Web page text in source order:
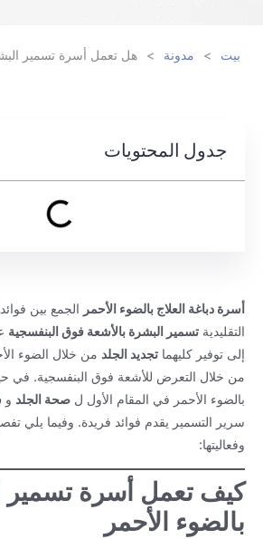
بيت > مدونة > هل تعمل أسرة تسمير
جدول المحتويات
أسرة دباغة العلاج بالضوء الأحمرالجمع بين فوائد
التقليدية تسمير البشرة بالأشعة فوق البنفسجية
إلى توفير كليهما تجديد الجلدمن خلال الضوء
من خلال التعرض للأشعة فوق البنفسجية. في
بالضوء الأحمر في المقام الأول ل صحة الجلدو
سرير التسمير يقدم فوائد فريدة. وفيما يلي
وفعاليتها:
كيف تعمل أسرة تسمير
بالضوء الأحمر